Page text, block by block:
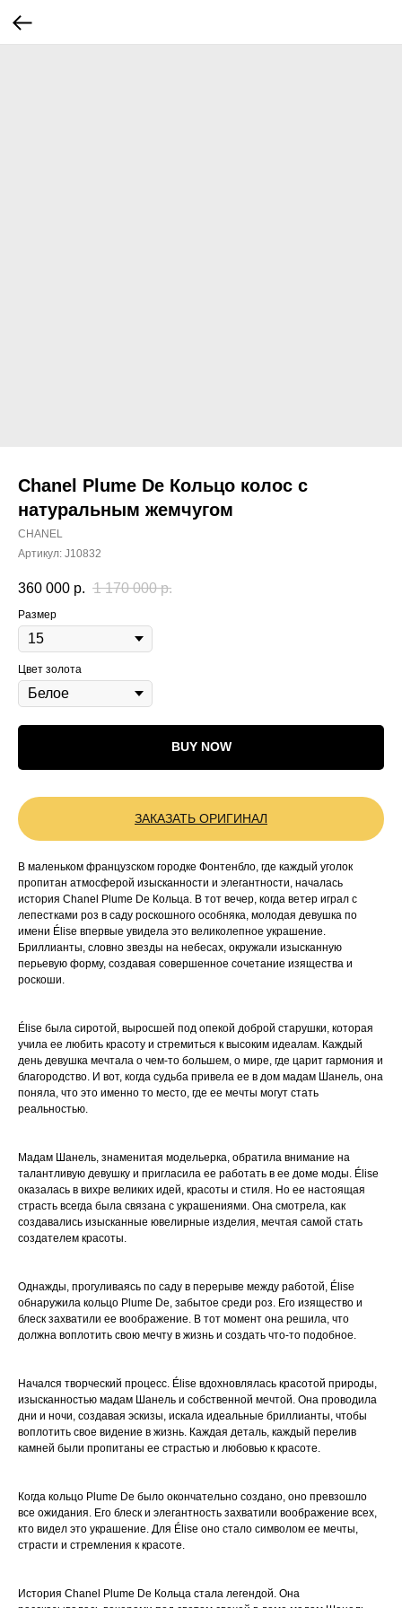
Chanel Plume De Кольцо колос с
натуральным жемчугом
CHANEL
Артикул: J10832
360 000 р. 1 170 000 р.
Размер
Цвет золота
BUY NOW
ЗАКАЗАТЬ ОРИГИНАЛ
В маленьком французском городке Фонтенбло, где каждый уголок
пропитан атмосферой изысканности и элегантности, началась
история Chanel Plume De Кольца. В тот вечер, когда ветер играл с
лепестками роз в саду роскошного особняка, молодая девушка по
имени Élise впервые увидела это великолепное украшение.
Бриллианты, словно звезды на небесах, окружали изысканную
перьевую форму, создавая совершенное сочетание изящества и
роскоши.
Élise была сиротой, выросшей под опекой доброй старушки, которая
учила ее любить красоту и стремиться к высоким идеалам. Каждый
день девушка мечтала о чем-то большем, о мире, где царит гармония и
благородство. И вот, когда судьба привела ее в дом мадам Шанель, она
поняла, что это именно то место, где ее мечты могут стать
реальностью.
Мадам Шанель, знаменитая модельерка, обратила внимание на
талантливую девушку и пригласила ее работать в ее доме моды. Élise
оказалась в вихре великих идей, красоты и стиля. Но ее настоящая
страсть всегда была связана с украшениями. Она смотрела, как
создавались изысканные ювелирные изделия, мечтая самой стать
создателем красоты.
Однажды, прогуливаясь по саду в перерыве между работой, Élise
обнаружила кольцо Plume De, забытое среди роз. Его изящество и
блеск захватили ее воображение. В тот момент она решила, что
должна воплотить свою мечту в жизнь и создать что-то подобное.
Начался творческий процесс. Élise вдохновлялась красотой природы,
изысканностью мадам Шанель и собственной мечтой. Она проводила
дни и ночи, создавая эскизы, искала идеальные бриллианты, чтобы
воплотить свое видение в жизнь. Каждая деталь, каждый перелив
камней были пропитаны ее страстью и любовью к красоте.
Когда кольцо Plume De было окончательно создано, оно превзошло
все ожидания. Его блеск и элегантность захватили воображение всех,
кто видел это украшение. Для Élise оно стало символом ее мечты,
страсти и стремления к красоте.
История Chanel Plume De Кольца стала легендой. Она